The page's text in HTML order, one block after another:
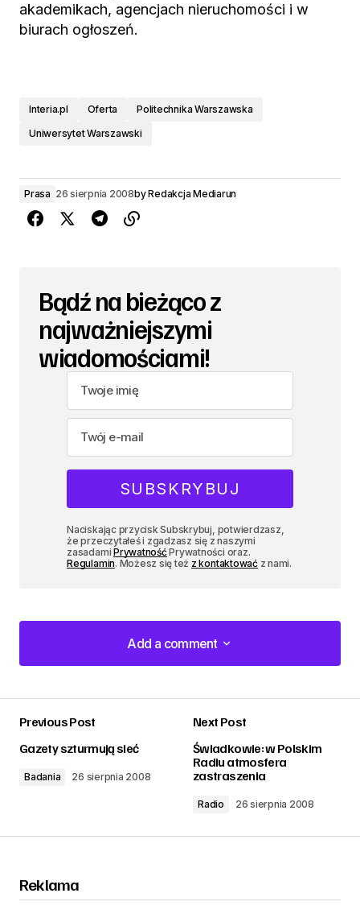
akademikach, agencjach nieruchomości i w
biurach ogłoszeń.
Interia.pl Oferta
Politechnika Warszawska
Uniwersytet Warszawski
Prasa 26 sierpnia 2008byRedakcja Mediarun
Bądź na bieżąco z
najważniejszymi
wiadomościami!
Naciskając przycisk Subskrybuj, potwierdzasz,
że przeczytałeś i zgadzasz się z naszymi
zasadamiPrywatnośćPrywatności oraz.
Regulamin. Możesz się też z kontaktowaćz nami.
Add a comment
Add a comment
zalogować
Previous Post
Gazety szturmują sieć
Badania 26 sierpnia 2008
Next Post
Świadkowie: w Polskim
Radiu atmosfera
zastraszenia
Radio 26 sierpnia 2008
Reklama